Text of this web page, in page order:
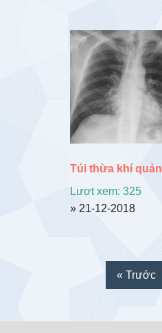
Túi thừa khí quản
Lượt xem: 325
» 21-12-2018
« Trước